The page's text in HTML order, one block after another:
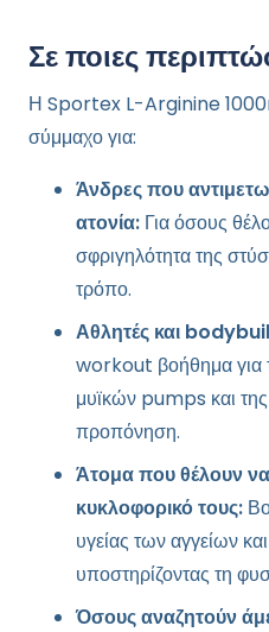
Σε ποιες
Η Sportex L-Arginine
σύμμαχο για:
Άνδρες που
ατονία: Για όσους
σφριγηλότητα της
τρόπο.
Αθλητές και
workout βοήθημα για
μυϊκών pumps και
προπόνηση.
Άτομα που θέλουν
κυκλοφορικό τους:
υγείας των αγγείων
υποστηρίζοντας τη
Όσους αναζητούν